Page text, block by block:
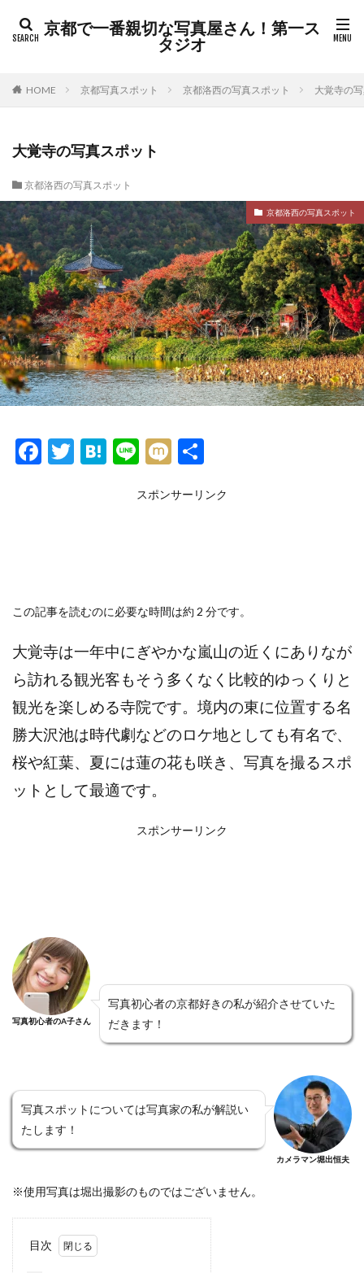
京都で一番親切な写真屋さん！第一ス
タジオ
HOME 京都写真スポット 京都洛西の写真スポット 大覚寺の
大覚寺の写真スポット
京都洛西の写真スポット
京都洛西の写真スポット
F
k
T
H Li
e
M
スポンサーリンク
この記事を読むのに必要な時間は約 2 分です。
大覚寺は一年中にぎやかな嵐山の近くにありなが
ら訪れる観光客もそう多くなく比較的ゆっくりと
観光を楽しめる寺院です。境内の東に位置する名
勝大沢池は時代劇などのロケ地としても有名で、
桜や紅葉、夏には蓮の花も咲き、写真を撮るスポ
ットとして最適です。
スポンサーリンク
写真初心者のA子さん
写真初心者の京都好きの私が紹介させていた
だきます！
写真スポットについては写真家の私が解説い
たします！
カメラマン堀出恒夫
※使用写真は堀出撮影のものではございません。
目次